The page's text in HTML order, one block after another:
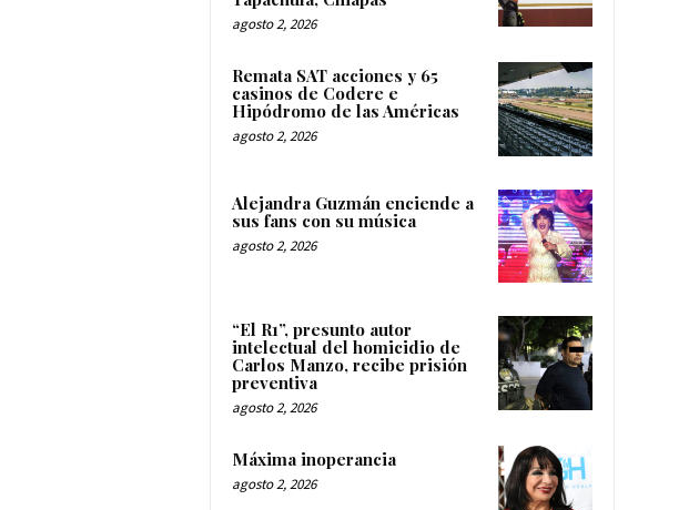
agosto 2, 2026
Remata SAT acciones y 65
casinos de Codere e
Hipódromo de las Américas
agosto 2, 2026
Alejandra Guzmán enciende a
sus fans con su música
agosto 2, 2026
“El R1”, presunto autor
intelectual del homicidio de
Carlos Manzo, recibe prisión
preventiva
agosto 2, 2026
Máxima inoperancia
agosto 2, 2026